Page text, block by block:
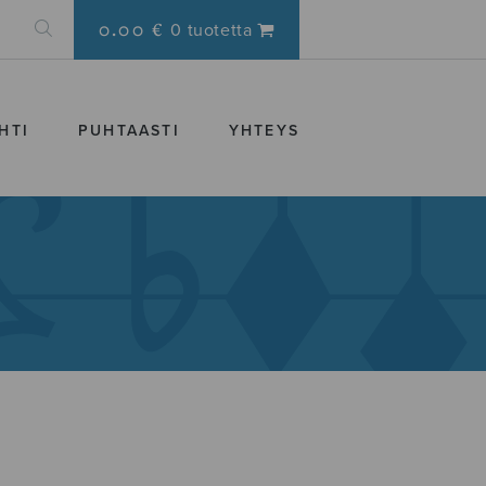
0.00 € 0 tuotetta
PUHTAASTI YHTEYS